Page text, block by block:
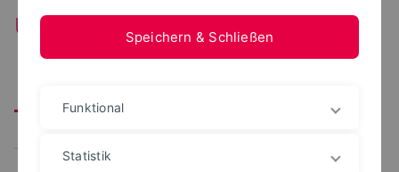
Unterstützung/Support
Speichern & Schließen
Funktional
Statistik